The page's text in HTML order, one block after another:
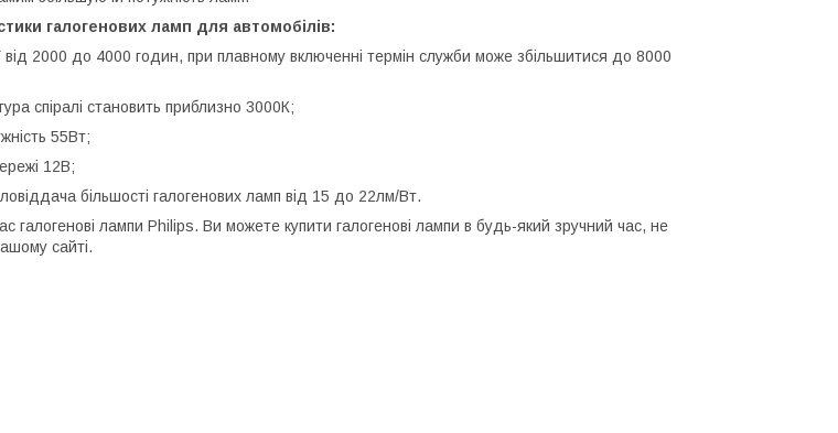
галогенових ламп для автомобілів:
від 2000 до 4000 годин, при плавному включенні термін служби може збільшитися до 8000
спіралі становить приблизно 3000К;
55Вт;
12В;
більшості галогенових ламп від 15 до 22лм/Вт.
галогенові лампи Philips. Ви можете купити галогенові лампи в будь-який зручний час, не
сайті.